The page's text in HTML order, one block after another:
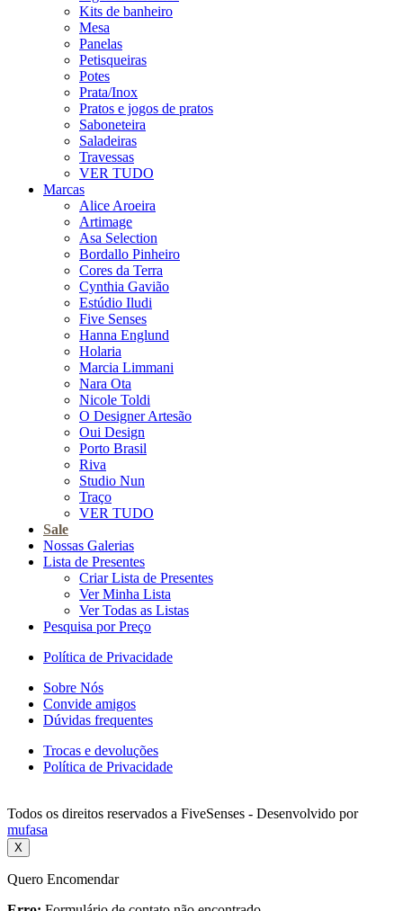
Kits de banheiro
Mesa
Panelas
Petisqueiras
Potes
Prata/Inox
Pratos e jogos de pratos
Saboneteira
Saladeiras
Travessas
VER TUDO
Marcas
Alice Aroeira
Artimage
Asa Selection
Bordallo Pinheiro
Cores da Terra
Cynthia Gavião
Estúdio Iludi
Five Senses
Hanna Englund
Holaria
Marcia Limmani
Nara Ota
Nicole Toldi
O Designer Artesão
Oui Design
Porto Brasil
Riva
Studio Nun
Traço
VER TUDO
Sale
Nossas Galerias
Lista de Presentes
Criar Lista de Presentes
Ver Minha Lista
Ver Todas as Listas
Pesquisa por Preço
Política de Privacidade
Sobre Nós
Convide amigos
Dúvidas frequentes
Trocas e devoluções
Política de Privacidade
Todos os direitos reservados a FiveSenses - Desenvolvido por
mufasa
X
Quero Encomendar